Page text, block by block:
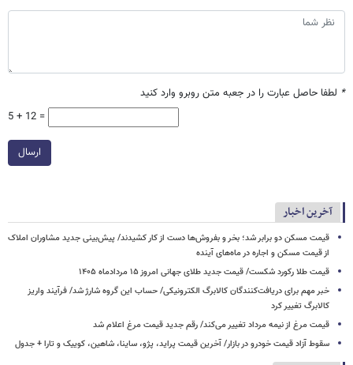
* لطفا حاصل عبارت را در جعبه متن روبرو وارد کنید
5 + 12 =
ارسال
آخرین اخبار
قیمت مسکن دو برابر شد؛ بخر و بفروش‌ها دست از کار کشیدند/ پیش‌بینی جدید مشاوران املاک
از قیمت مسکن و اجاره‌ در ماه‌های آینده
قیمت طلا رکورد شکست/ قیمت جدید طلای جهانی امروز ۱۵ مردادماه ۱۴۰۵
خبر مهم برای دریافت‌کنندگان کالابرگ الکترونیکی/ حساب این گروه شارژ شد/ فرآیند واریز
کالابرگ تغییر کرد
قیمت مرغ از نیمه مرداد تغییر می‌کند/ رقم جدید قیمت مرغ اعلام شد
سقوط آزاد قیمت خودرو در بازار/ آخرین قیمت پراید، پژو، ساینا، شاهین، کوییک و تارا + جدول